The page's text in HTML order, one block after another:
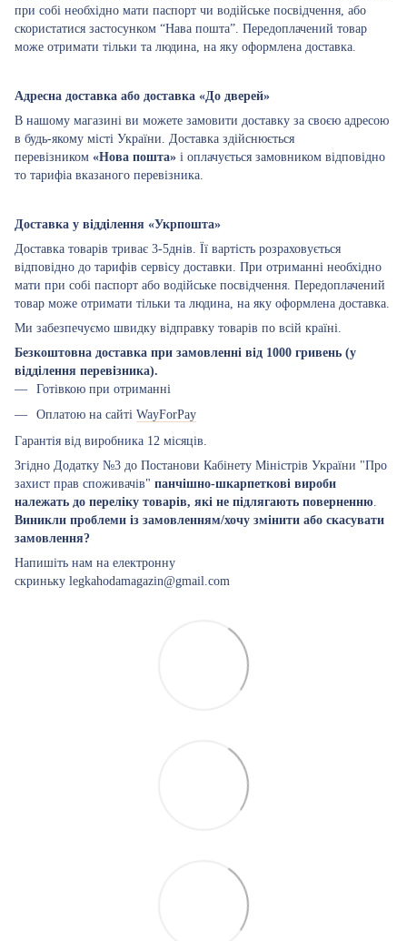
при собі необхідно мати паспорт чи водійське посвідчення, або
скористатися застосунком “Нава пошта”. Передоплачений товар
може отримати тільки та людина, на яку оформлена доставка.
Адресна доставка або доставка «До дверей»
В нашому магазині ви можете замовити доставку за своєю адресою
в будь-якому місті України. Доставка здійснюється
перевізником «Нова пошта» і оплачується замовником відповідно
то тарифіа вказаного перевізника.
Доставка у відділення «Укрпошта»
Доставка товарів триває 3-5днів. Її вартість розраховується
відповідно до тарифів сервісу доставки. При отриманні необхідно
мати при собі паспорт або водійське посвідчення. Передоплачений
товар може отримати тільки та людина, на яку оформлена доставка.
Ми забезпечуємо швидку відправку товарів по всій країні.
Безкоштовна доставка при замовленні від 1000 гривень (у
відділення перевізника).
Готівкою при отриманні
Оплатою на сайті WayForPay
Гарантія від виробника 12 місяців.
Згідно Додатку №3 до Постанови Кабінету Міністрів України "Про
захист прав споживачів" панчішно-шкарпеткові вироби
належать до переліку товарів, які не підлягають поверненню
Виникли проблеми із замовленням/хочу змінити або скасувати
замовлення?
Напишіть нам на електронну
скриньку legkahodamagazin@gmail.com